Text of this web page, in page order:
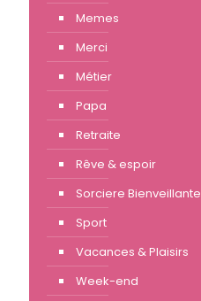
Memes
Merci
Métier
Papa
Retraite
Rêve & espoir
Sorciere Bienveillante
Sport
Vacances & Plaisirs
Week-end